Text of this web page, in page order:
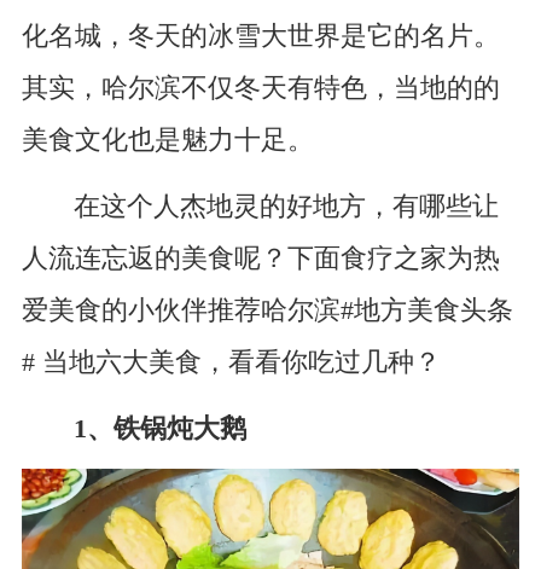
化名城，冬天的冰雪大世界是它的名片。
其实，哈尔滨不仅冬天有特色，当地的的
美食文化也是魅力十足。
在这个人杰地灵的好地方，有哪些让
人流连忘返的美食呢？下面食疗之家为热
爱美食的小伙伴推荐哈尔滨#地方美食头条
# 当地六大美食，看看你吃过几种？
1、铁锅炖大鹅